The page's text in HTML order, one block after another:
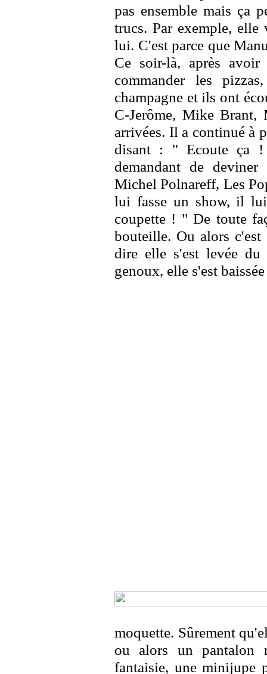
pas ensemble mais ça
trucs. Par exemple,
lui. C'est parce que
Ce soir-là, après avoir
commander les
champagne et ils ont
C-Jerôme, Mike Brant,
arrivées. Il a continué à
disant : " Ecoute ça
demandant de
Michel Polnareff, Les
lui fasse un show, il
coupette ! " De toute
bouteille. Ou alors c'est
dire elle s'est levée du
genoux, elle s'est
moquette. Sûrement
ou alors un pantalon
fantaisie, une minijupe